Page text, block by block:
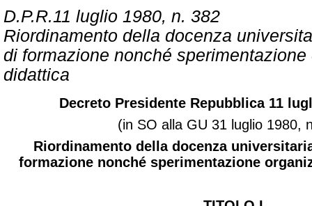
D.P.R.11 luglio 1980, n. 382
Riordinamento della docenza
di formazione nonché
didattica
Decreto Presidente Repubblica 11
(in SO alla GU 31 luglio 1980,
Riordinamento della docenza
formazione nonché sperimentazione